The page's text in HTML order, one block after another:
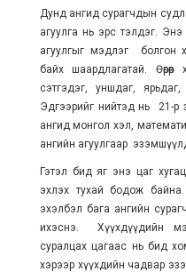
Дунд ангид сурагчдын
агуулга нь эрс тэлдэг.
агуулгыг мэдлэг болгон
байх шаардлагатай.
сэтгэдэг, уншдаг,
Эдгээрийг нийтэд нь 21-р
ангид монгол хэл,
ангийн агуулгаар
Гэтэл бид яг энэ цаг
эхлэх тухай бодож
эхэлбэл бага ангийн
ихэснэ. Хүүхдүүдийн
суралцах цагаас нь бид
хэрээр хүүхдийн чадвар